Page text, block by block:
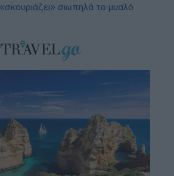
σιωπηλά το μυαλό